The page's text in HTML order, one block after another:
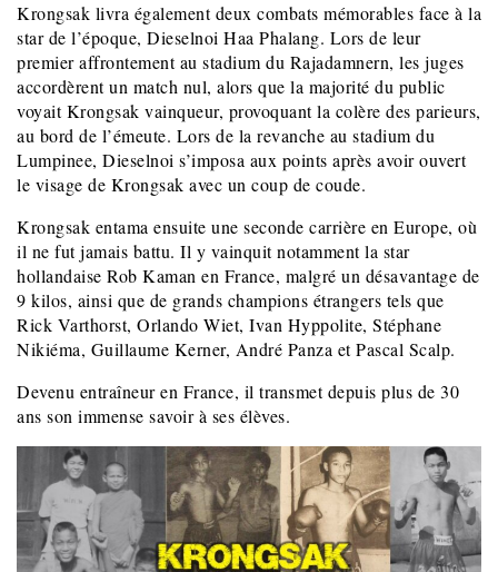
Krongsak livra également deux combats mémorables face à la
star de l’époque, Dieselnoi Haa Phalang. Lors de leur
premier affrontement au stadium du Rajadamnern, les juges
accordèrent un match nul, alors que la majorité du public
voyait Krongsak vainqueur, provoquant la colère des parieurs,
au bord de l’émeute. Lors de la revanche au stadium du
Lumpinee, Dieselnoi s’imposa aux points après avoir ouvert
le visage de Krongsak avec un coup de coude.
Krongsak entama ensuite une seconde carrière en Europe, où
il ne fut jamais battu. Il y vainquit notamment la star
hollandaise Rob Kaman en France, malgré un désavantage de
9 kilos, ainsi que de grands champions étrangers tels que
Rick Varthorst, Orlando Wiet, Ivan Hyppolite, Stéphane
Nikiéma, Guillaume Kerner, André Panza et Pascal Scalp.
Devenu entraîneur en France, il transmet depuis plus de 30
ans son immense savoir à ses élèves.